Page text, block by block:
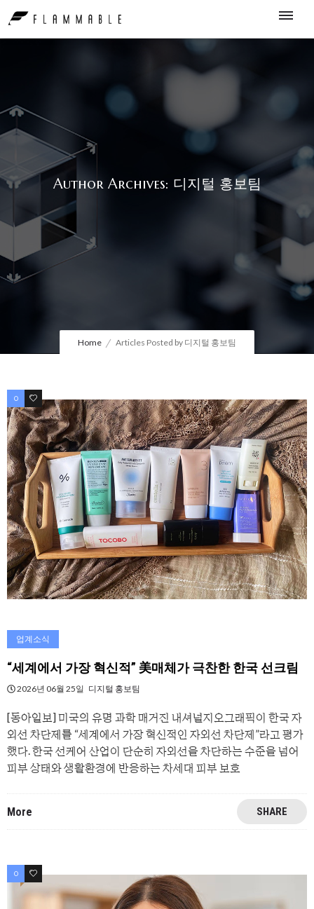
Author Archives: 디지털 홍보팀
Home Articles Posted by 디지털 홍보팀
0 0
업계소식
“세계에서 가장 혁신적” 美매체가 극찬한 한국 선크림
2026년 06월 25일 디지털 홍보팀
[동아일보] 미국의 유명 과학 매거진 내셔널지오그래픽이 한국 자
외선 차단제를 “세계에서 가장 혁신적인 자외선 차단제”라고 평가
했다. 한국 선케어 산업이 단순히 자외선을 차단하는 수준을 넘어
피부 상태와 생활환경에 반응하는 차세대 피부 보호
More SHARE
0 0